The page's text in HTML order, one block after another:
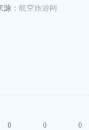
： 航空旅游网
0 0 0